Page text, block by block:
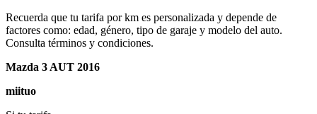
Recuerda que tu tarifa por km es personalizada y depende de
factores como: edad, género, tipo de garaje y modelo del auto.
Consulta términos y condiciones.
Mazda 3 AUT 2016
miituo